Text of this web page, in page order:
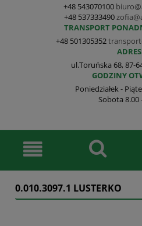
+48 543070100
+48 537333490
TRANSPORT
+48 501305352
ul.Toruńska 68, 87-
GODZINY
Poniedziałek -
Sobota 8.00
0.010.3097.1 LUSTERKO